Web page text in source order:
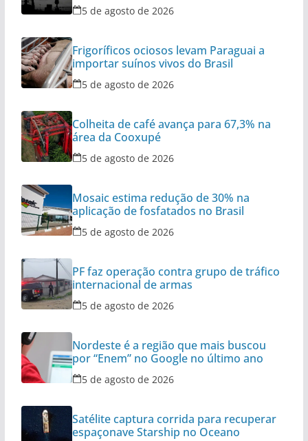
5 de agosto de 2026
Frigoríficos ociosos levam Paraguai a
importar suínos vivos do Brasil
5 de agosto de 2026
Colheita de café avança para 67,3% na
área da Cooxupé
5 de agosto de 2026
Mosaic estima redução de 30% na
aplicação de fosfatados no Brasil
5 de agosto de 2026
PF faz operação contra grupo de tráfico
internacional de armas
5 de agosto de 2026
Nordeste é a região que mais buscou
por “Enem” no Google no último ano
5 de agosto de 2026
Satélite captura corrida para recuperar
espaçonave Starship no Oceano